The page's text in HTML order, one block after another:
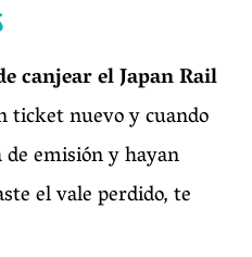
canjear el Japan Rail
ticket nuevo y cuando
de emisión y hayan
el vale perdido, te